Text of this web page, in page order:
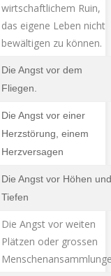
wirtschaftlichem Ruin,
das eigene Leben nicht
bewältigen zu können.
Die Angst vor dem
Fliegen.
Die Angst vor einer
Herzstörung, einem
Herzversagen
Die Angst vor Höhen und
Tiefen
Die Angst vor weiten
Plätzen oder grossen